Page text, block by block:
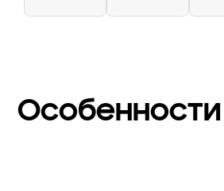
Особенности